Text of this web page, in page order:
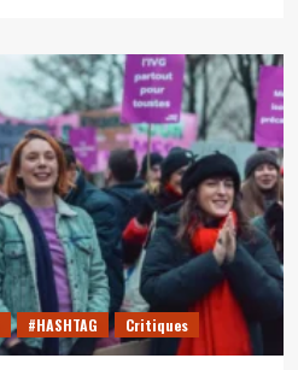
#HASHTAG Critiques